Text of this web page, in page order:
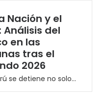
Nación y el
Análisis del
en las
tras el
2026
se detiene no solo...